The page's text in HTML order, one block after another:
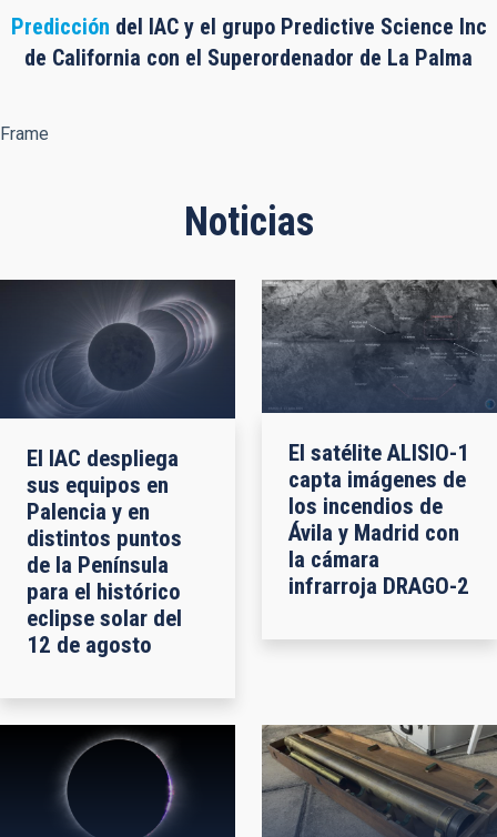
Predicción del IAC y el grupo Predictive Science Inc
de California con el Superordenador de La Palma
Frame
Noticias
El IAC despliega
sus equipos en
Palencia y en
distintos puntos
de la Península
para el histórico
eclipse solar del
12 de agosto
El satélite ALISIO-1
capta imágenes de
los incendios de
Ávila y Madrid con
la cámara
infrarroja DRAGO-2